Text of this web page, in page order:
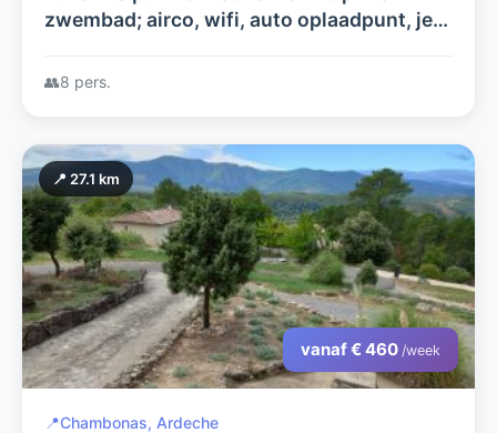
zwembad; airco, wifi, auto oplaadpunt, jeu
tennisbanen
👥8 pers.
📍 27.1 km
vanaf € 460 /week
📍Chambonas, Ardeche